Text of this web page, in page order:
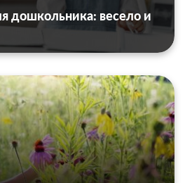
дошкольника: весело и